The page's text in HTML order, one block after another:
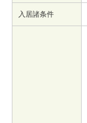
入居諸条件